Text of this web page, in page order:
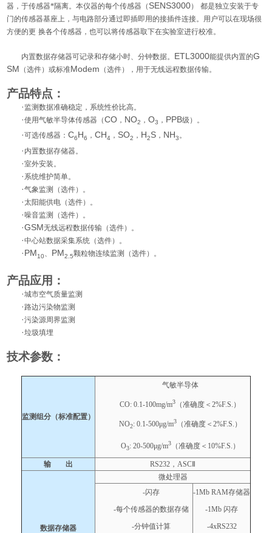
器，于传感器*隔离。本仪器的每个传感器（ SENS3000）
都是独立安装于专
门的传感器基座上，与电路部分通过即插即用的接插件连接。用户可以在现场很
方便的更 换各个传感器，也可以将传感器取下在实验室进行校准。
内置数据存储器可记录和存储小时、分钟数据。 ETL3000能提供内置的G
SM （选件）或标准Modem （选件），用于无线远程数据传输。
产品特点：
· 监测数据准确稳定，系统性价比高。
·使用气敏半导体传感器（CO ， NO2 ，O3 ， PPB级）。
·可选传感器：C6H6 ，CH4 ， SO2 ， H2S ， NH3。
· 内置数据存储器。
·室外安装。
· 系统维护简单。
·气象监测（选件）。
·太阳能供电（选件）。
·噪音监测（选件）。
·GSM无线远程数据传输（选件）。
·中心站数据采集系统（选件）。
·PM10、 PM2.5颗粒物连续监测（选件）。
产品应用：
·城市空气质量监测
·路边污染物监测
·污染源周界监测
·垃圾填埋
技术参数：
监测组分（标准配置）
气敏半导体
CO: 0.1-100mg/m3 （准确度＜ 2%F.S. ）
NO2: 0.1-500μg/m3（准确度＜ 2%F.S. ）
O3: 20-500μg/m3（准确度＜ 10%F.S. ）
输 出 RS232 ， ASC
数据存储器
微处理器
-闪存
-每个传感器的数据存储
-分钟值计算
-1Mb RAM存储器
-1Mb 闪存
-4xRS232